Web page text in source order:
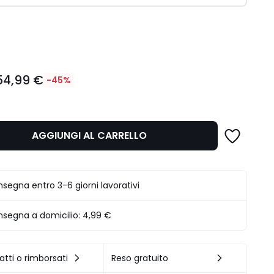
€ -45%
AGGIUNGI AL CARRELLO
entro 3-6 giorni lavorativi
a domicilio: 4,99 €
o rimborsati Reso gratuito